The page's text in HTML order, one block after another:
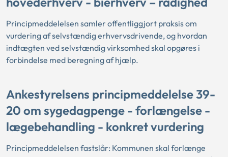
Principmeddelelsen samler offentliggjort praksis om
vurdering af selvstændig erhvervsdrivende, og hvordan
indtægten ved selvstændig virksomhed skal opgøres i
forbindelse med beregning af hjælp.
Ankestyrelsens principmeddelelse 39-
20 om sygedagpenge - forlængelse -
lægebehandling - konkret vurdering
Principmeddelelsen fastslår: Kommunen skal forlænge